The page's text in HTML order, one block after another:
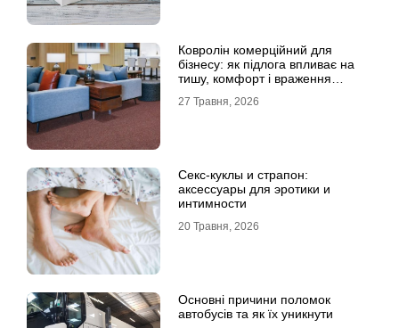
Ковролін комерційний для
бізнесу: як підлога впливає на
тишу, комфорт і враження
27 Травня, 2026
Секс-куклы и страпон:
аксессуары для эротики и
интимности
20 Травня, 2026
Основні причини поломок
автобусів та як їх уникнути